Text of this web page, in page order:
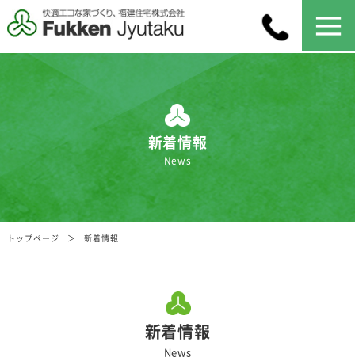
新着情報
News
トップページ 新着情報
新着情報
News